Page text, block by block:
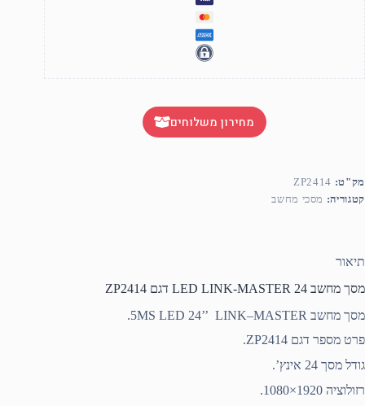
מחירון משלוחים
מק"ט: ZP2414
קטגוריה: מסכי מחשב
תיאור
מסך מחשב 24 LED LINK-MASTER דגם ZP2414
מסך מחשב 5MS
LED 24’’ LINK–MASTER
.
פרט מספר דגם ZP2414.
גודל מסך 24 אינץ’.
רזולוציה 1920×1080.